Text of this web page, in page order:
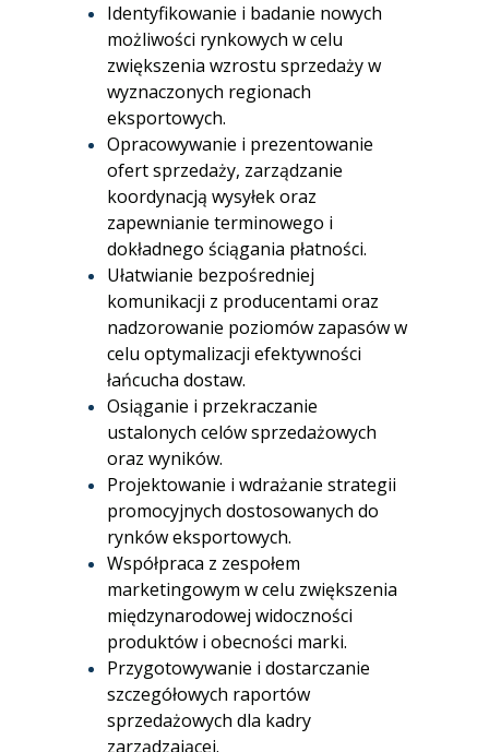
Identyfikowanie i badanie nowych
możliwości rynkowych w celu
zwiększenia wzrostu sprzedaży w
wyznaczonych regionach
eksportowych.
Opracowywanie i prezentowanie
ofert sprzedaży, zarządzanie
koordynacją wysyłek oraz
zapewnianie terminowego i
dokładnego ściągania płatności.
Ułatwianie bezpośredniej
komunikacji z producentami oraz
nadzorowanie poziomów zapasów w
celu optymalizacji efektywności
łańcucha dostaw.
Osiąganie i przekraczanie
ustalonych celów sprzedażowych
oraz wyników.
Projektowanie i wdrażanie strategii
promocyjnych dostosowanych do
rynków eksportowych.
Współpraca z zespołem
marketingowym w celu zwiększenia
międzynarodowej widoczności
produktów i obecności marki.
Przygotowywanie i dostarczanie
szczegółowych raportów
sprzedażowych dla kadry
zarządzającej.